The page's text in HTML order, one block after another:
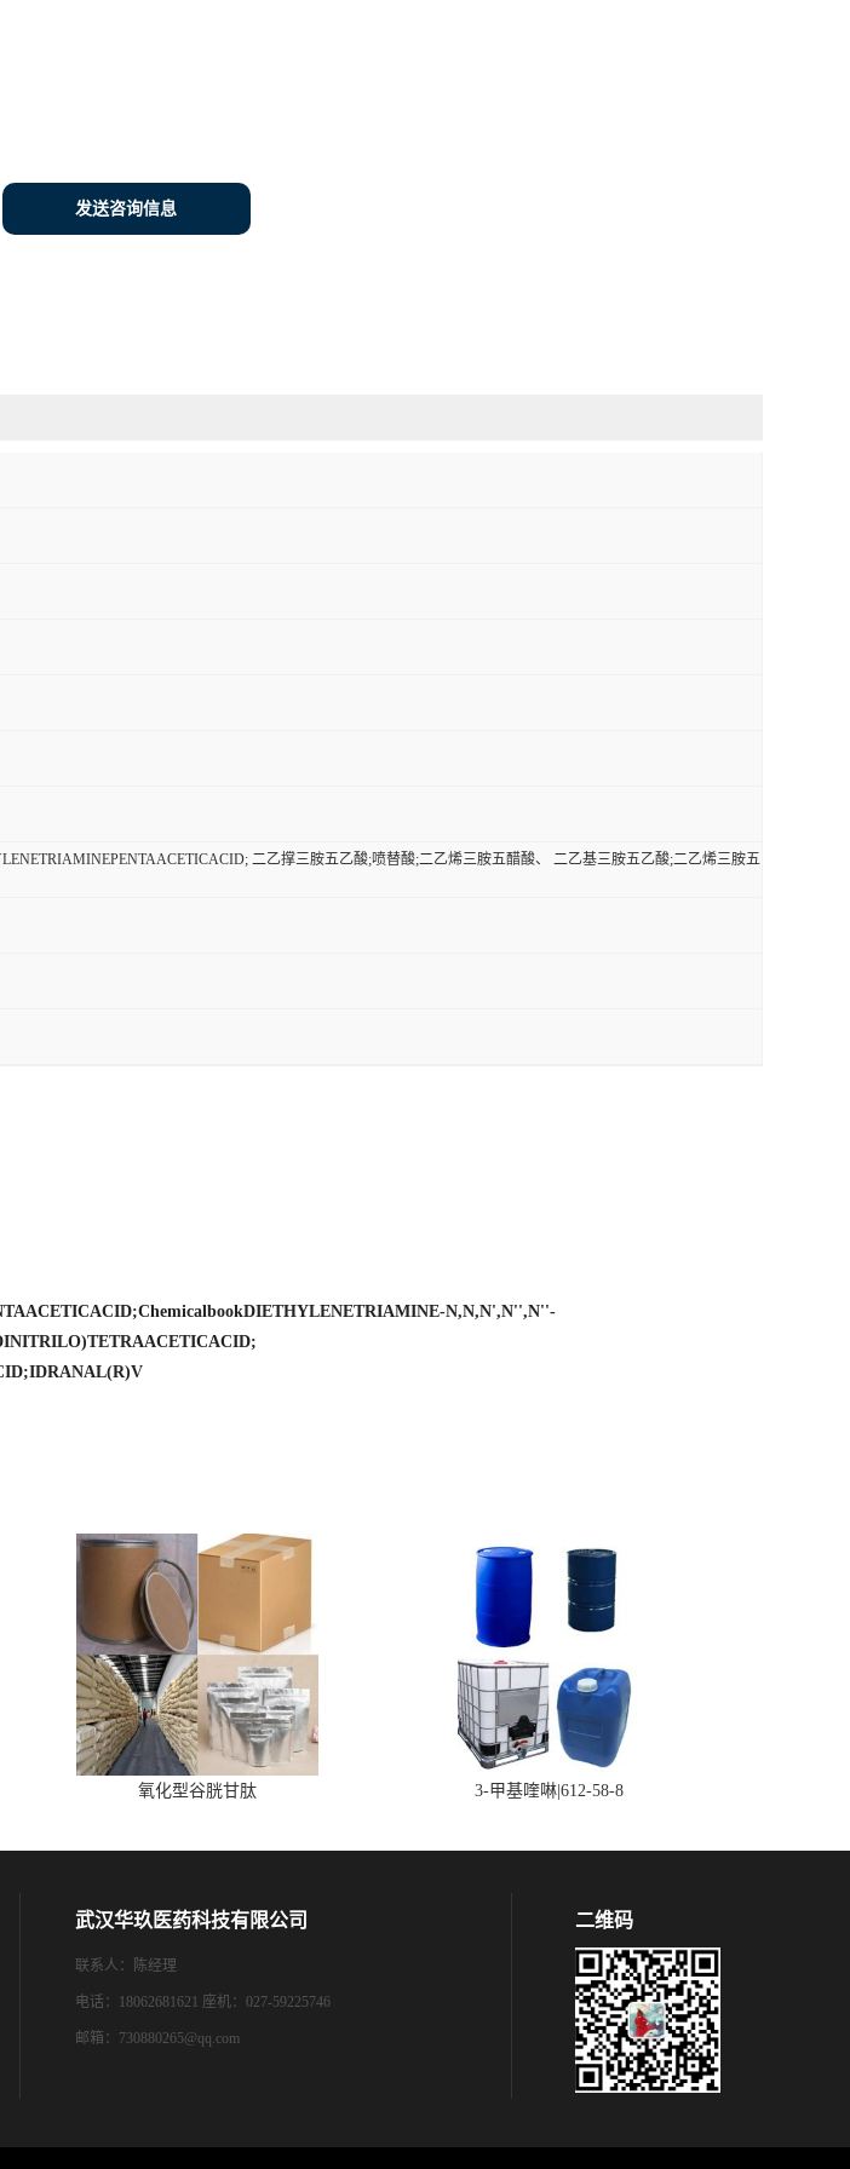
发送咨询信息
二乙撑三胺五乙酸;喷替酸;二乙烯三胺五醋酸、 二乙基三胺五乙酸;二乙烯三胺五
N,N,N',N'',N''-
氧化型谷胱甘肽 3-甲基喹啉|612-58-8
武汉华玖医药科技有限公司
联系人：陈经理
电话：18062681621 座机：027-59225746
邮箱： 730880265@qq.com
二维码